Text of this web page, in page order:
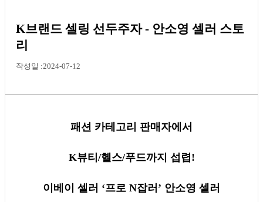
K브랜드 셀링 선두주자 - 안소영 셀러 스토
리
작성일 :2024-07-12
패션 카테고리 판매자에서
K뷰티/헬스/푸드까지 섭렵!
이베이 셀러 ‘프로 N잡러’ 안소영 셀러